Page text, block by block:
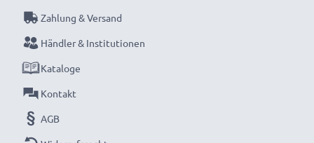
Zahlung & Versand
Händler & Institutionen
Kataloge
Kontakt
AGB